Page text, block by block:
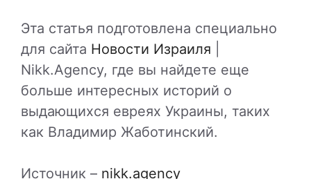
Эта статья подготовлена специально
для сайта Новости Израиля
Nikk.Agency, где вы найдете еще
больше интересных историй о
выдающихся евреях Украины, таких
как Владимир Жаботинский.
Источник – nikk.agency